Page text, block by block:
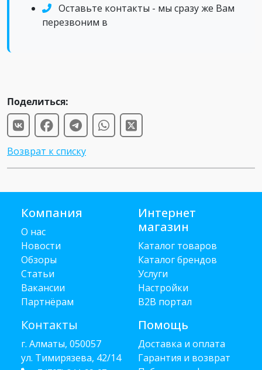
Поделиться:
Оставьте контакты - мы сразу же Вам
перезвоним в
Возврат к списку
Компания
О нас
Новости
Обзоры
Статьи
Вакансии
Партнёрам
Контакты
г. Алматы, 050057
ул. Тимирязева, 42/14
Интернет
магазин
Каталог товаров
Каталог брендов
Услуги
Настройки
B2B портал
Помощь
Доставка и оплата
Гарантия и возврат